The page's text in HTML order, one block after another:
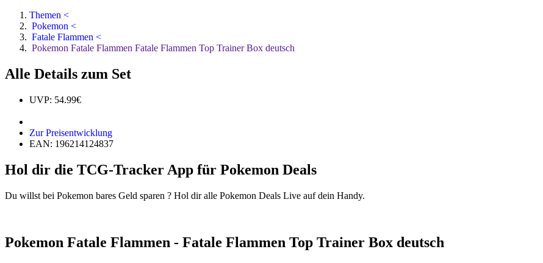
Themen <
Pokemon <
Fatale Flammen <
Pokemon Fatale Flammen Fatale Flammen Top Trainer Box deutsch
Alle Details zum Set
UVP: 54.99€
Zur Preisentwicklung
EAN: 196214124837
Hol dir die TCG-Tracker App für Pokemon Deals
Du willst bei Pokemon bares Geld sparen ? Hol dir alle Pokemon Deals Live auf dein Handy.
Pokemon Fatale Flammen - Fatale Flammen Top Trainer Box deutsch